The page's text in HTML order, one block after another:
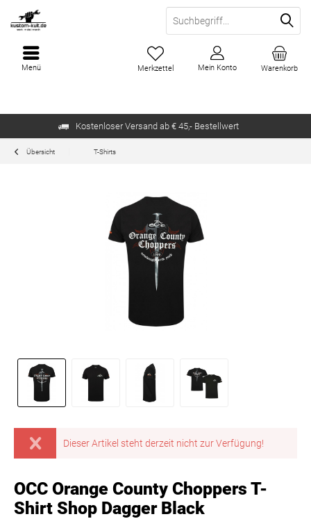
Kostenloser Versand ab € 45,- Bestellwert
Warenkorb
Merkzettel Mein Konto
Menü
Übersicht T-Shirts
Dieser Artikel steht derzeit nicht zur Verfügung!
OCC Orange County Choppers T-
Shirt Shop Dagger Black